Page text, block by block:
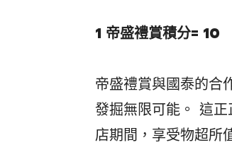
1 帝盛禮賞積分= 10
帝盛禮賞與國泰的合
發掘無限可能。 這
店期間，享受物超所